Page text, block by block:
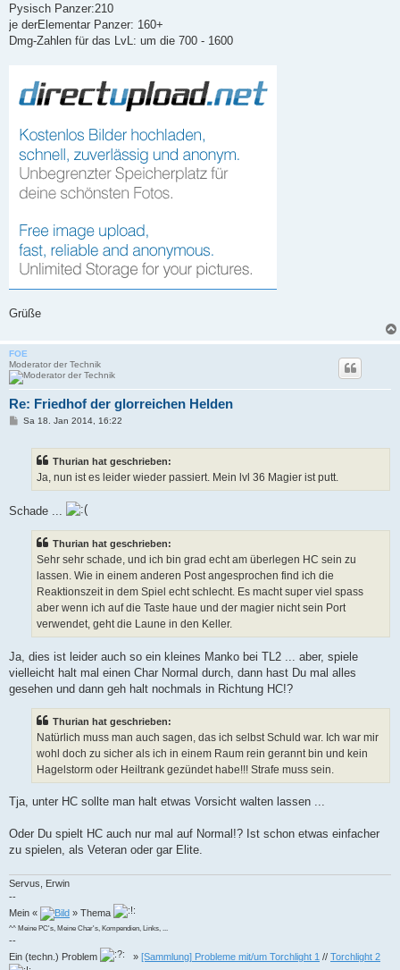
Pysisch Panzer:210
je derElementar Panzer: 160+
Dmg-Zahlen für das LvL: um die 700 - 1600
Grüße
FOE
Moderator der Technik
Re: Friedhof der glorreichen Helden
BSa 18. Jan 2014, 16:22
Thurian hat geschrieben:
Ja, nun ist es leider wieder passiert. Mein lvl 36 Magier ist putt.
Schade ...
Thurian hat geschrieben:
Sehr sehr schade, und ich bin grad echt am überlegen HC sein zu
lassen. Wie in einem anderen Post angesprochen find ich die
Reaktionszeit in dem Spiel echt schlecht. Es macht super viel spass
aber wenn ich auf die Taste haue und der magier nicht sein Port
verwendet, geht die Laune in den Keller.
Ja, dies ist leider auch so ein kleines Manko bei TL2 ... aber, spiele
vielleicht halt mal einen Char Normal durch, dann hast Du mal alles
gesehen und dann geh halt nochmals in Richtung HC!?
Thurian hat geschrieben:
Natürlich muss man auch sagen, das ich selbst Schuld war. Ich war mir
wohl doch zu sicher als ich in einem Raum rein gerannt bin und kein
Hagelstorm oder Heiltrank gezündet habe!!! Strafe muss sein.
Tja, unter HC sollte man halt etwas Vorsicht walten lassen ...
Oder Du spielt HC auch nur mal auf Normal!? Ist schon etwas einfacher
zu spielen, als Veteran oder gar Elite.
Servus, Erwin
--
Mein «
» Thema
^^ Meine PC's, Meine Char's, Kompendien, Links, ...
--
Ein (techn.) Problem
» [Sammlung] Probleme mit/um Torchlight 1 // Torchlight 2